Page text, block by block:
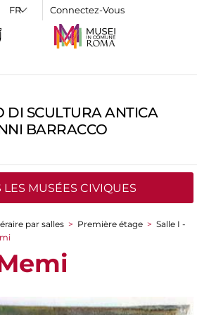
Connectez-Vous
DI SCULTURA ANTICA
BARRACCO
LES MUSÉES CIVIQUES
par salles > Première étage > Salle I -